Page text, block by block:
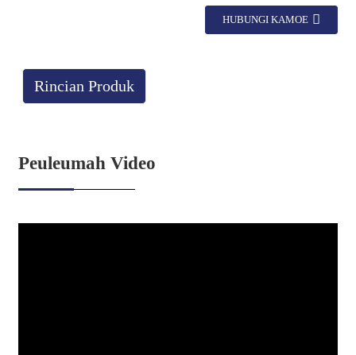
HUBUNGI KAMOE
Rincian Produk
Peuleumah Video